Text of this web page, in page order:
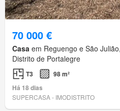
70 000 €
Casa em Reguengo e São
Distrito de Portalegre
T3
98 m²
Há 18 dias
SUPERCASA - IMODISTRITO